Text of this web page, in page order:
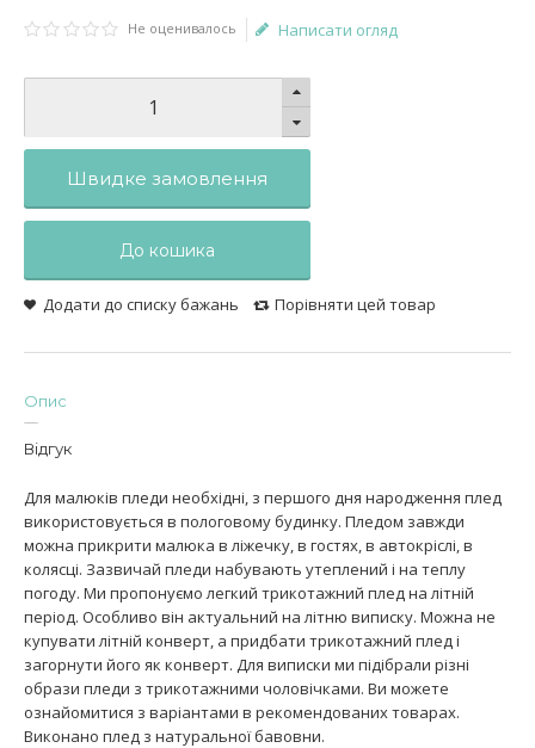
Не оценивалось Написати огляд
Швидке замовлення
До кошика
Додати до списку бажань Порівняти цей товар
Опис
Відгук
Для малюків пледи необхідні, з першого дня народження плед
використовується в пологовому будинку. Пледом завжди
можна прикрити малюка в ліжечку, в гостях, в автокріслі, в
колясці. Зазвичай пледи набувають утеплений і на теплу
погоду. Ми пропонуємо легкий трикотажний плед на літній
період. Особливо він актуальний на літню виписку. Можна не
купувати літній конверт, а придбати трикотажний плед і
загорнути його як конверт. Для виписки ми підібрали різні
образи пледи з трикотажними чоловічками. Ви можете
ознайомитися з варіантами в рекомендованих товарах.
Виконано плед з натуральної бавовни.